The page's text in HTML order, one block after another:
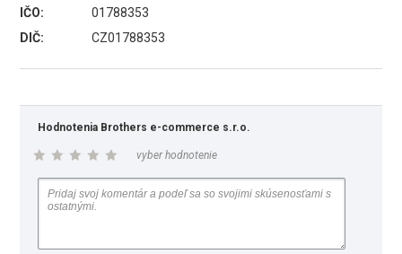
IČO:
01788353
DIČ:
CZ01788353
Hodnotenia Brothers e-commerce s.r.o.
vyber hodnotenie